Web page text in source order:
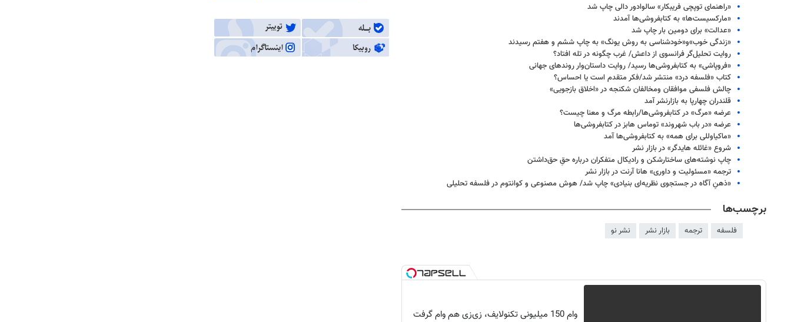
«راهنمای توپچی فریبکار» سالوادور دالی چاپ شد
«مارکسیست‌ها» به کتابفروشی‌ها آمدند
«عدالت» برای دومین بار چاپ شد
«زندگی خوب»‌و«خودشناسی به روش یونگ» به چاپ ششم و هفتم رسیدند
روایت تحلیل‌گر فرانسوی از داعش/ غرب چگونه در تله افتاد؟
«فروپاشی» به کتابفروشی‌ها رسید/ روایت داستان‌وار روندهای جهانی
کتاب «فلسفه درد» منتشر شد/فکر متقدم است یا احساس؟
چالش فلسفی موافقان ومخالفان شکنجه در «اخلاق بازجویی»
قلندران چهارپا به بازارنشر آمد
عرضه «مرگ» در کتابفروشی‌ها/رابطه مرگ و معنا چیست؟
عرضه «در باب شهروند» توماس هابز در کتابفروشی‌ها
«ماکیاوللی برای همه» به کتابفروشی‌ها آمد
شروع «غائله هایدگر» در بازار نشر
چاپ نوشته‌های ساختارشکن و رادیکال متفکران درباره حقِ حق‌داشتن
ترجمه «مسئولیت و داوری» هانا آرنت در بازار نشر
«ذهنِ آگاه در جستجوی نظریه‌ای بنیادی» چاپ شد/ هوش مصنوعی و کوانتوم در فلسفه تحلیلی
برچسب‌ها
فلسفه ترجمه بازار نشر نشر نو
وام 150 میلیونی تکنولایف، زی‌زی هم وام گرفت